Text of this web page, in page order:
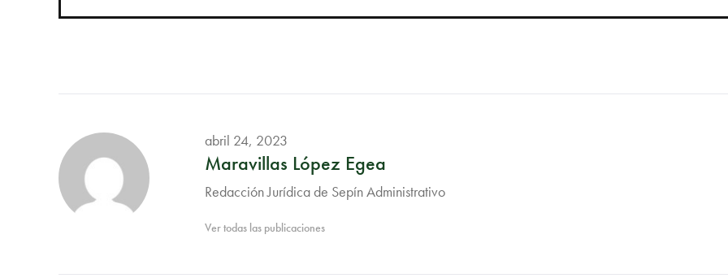
abril 24, 2023
Maravillas López Egea
Redacción Jurídica de Sepín Administrativo
Ver todas las publicaciones